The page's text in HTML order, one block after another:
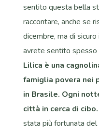
sentito questa bella
raccontare, anche se
dicembre, ma di
avrete sentito spesso
Lilica è una
famiglia povera nei
in Brasile. Ogni
città in cerca di cibo.
stata più fortunata